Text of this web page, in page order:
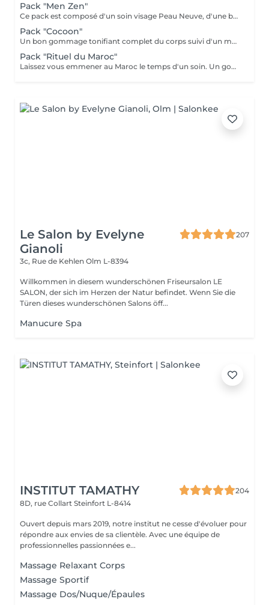
Pack "Men Zen"
Ce pack est composé d'un soin visage Peau Neuve, d'une beauté des pieds et d'un massage "Escale à Marrakech" (1h de massage) Déconnection et expérience sensorielle Pour récupérer un "homme" zen :-)
Pack "Cocoon"
Un bon gommage tonifiant complet du corps suivi d'un massage détente du corps 1h, beauté des pieds et manucure.
Pack "Rituel du Maroc"
Laissez vous emmener au Maroc le temps d'un soin. Un gommage complet du corps avec au choix le "gommage à la fleur d'oranger" ou le "gommage au savon noir bio", suivi d'un massage d'une heure "Escale à Marrakech". Un voyage sensoriel parfumé à la fleur d'oranger ou à l'essence d'eucalyptus. Un thé à la menthe vous sera servi après le soin.
Le Salon by Evelyne
Gianoli
207
3c, Rue de Kehlen Olm L-8394
Willkommen in diesem wunderschönen Friseursalon LE
SALON, der sich im Herzen der Natur befindet. Wenn Sie die
Türen dieses wunderschönen Salons öff...
Manucure Spa
INSTITUT TAMATHY
204
8D, rue Collart Steinfort L-8414
Ouvert depuis mars 2019, notre institut ne cesse d'évoluer pour
répondre aux envies de sa clientèle. Avec une équipe de
professionnelles passionnées e...
Massage Relaxant Corps
Massage Sportif
Massage Dos/Nuque/Épaules